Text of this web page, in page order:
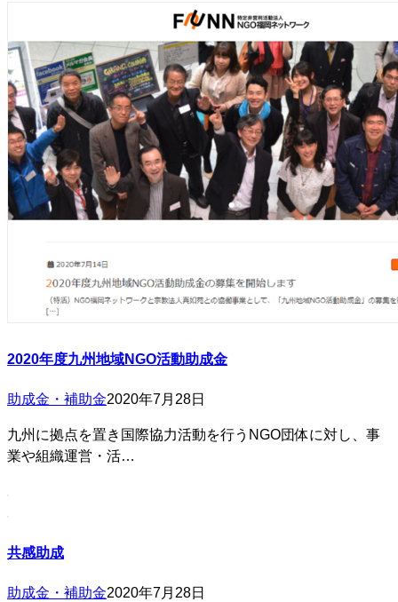
2020年度九州地域NGO活動助成金
助成金・補助金2020年7月28日
九州に拠点を置き国際協力活動を行うNGO団体に対し、事
業や組織運営・活…
共感助成
助成金・補助金2020年7月28日